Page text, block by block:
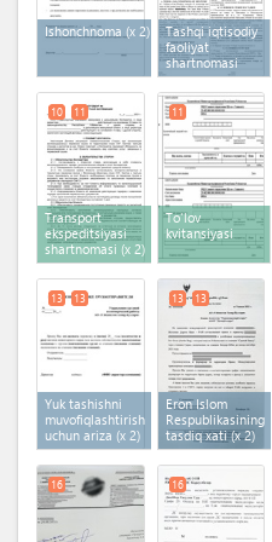
Ishonchnoma (x 2)
Tashqi iqtisodiy
faoliyat
shartnomasi
Transport
ekspeditsiyasi
shartnomasi (x 2)
10 11
To'lov
kvitansiyasi
11
Yuk tashishni
muvofiqlashtirish
uchun ariza (x 2)
13 13
Eron Islom
Respublikasining
tasdiq xati(x 2)
13 13
16 16